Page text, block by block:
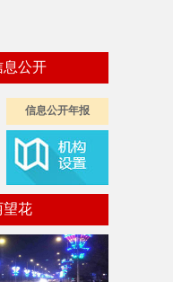
息公开
信息公开年报
望花